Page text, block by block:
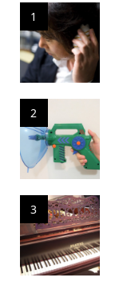
1
2
3